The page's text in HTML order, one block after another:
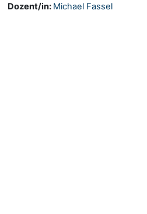
Dozent/in: Michael Fassel